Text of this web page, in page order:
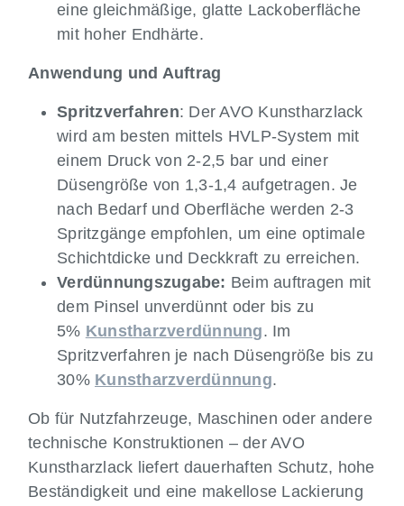
eine gleichmäßige, glatte Lackoberfläche
mit hoher Endhärte.
Anwendung und Auftrag
Spritzverfahren: Der AVO Kunstharzlack
wird am besten mittels HVLP-System mit
einem Druck von 2-2,5 bar und einer
Düsengröße von 1,3-1,4 aufgetragen. Je
nach Bedarf und Oberfläche werden 2-3
Spritzgänge empfohlen, um eine optimale
Schichtdicke und Deckkraft zu erreichen.
Verdünnungszugabe: Beim auftragen mit
dem Pinsel unverdünnt oder bis zu
5% Kunstharzverdünnung. Im
Spritzverfahren je nach Düsengröße bis zu
30% Kunstharzverdünnung.
Ob für Nutzfahrzeuge, Maschinen oder andere
technische Konstruktionen – der AVO
Kunstharzlack liefert dauerhaften Schutz, hohe
Beständigkeit und eine makellose Lackierung